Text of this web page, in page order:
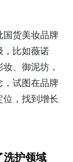
货美妆品牌
，比如薇诺
、御泥坊，
试图在品牌
，找到增长
洗护领域